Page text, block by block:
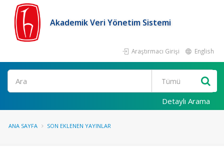
Akademik Veri Yönetim Sistemi
Araştırmacı Girişi English
Ara
Detaylı Arama
ANA SAYFA SON EKLENEN YAYINLAR